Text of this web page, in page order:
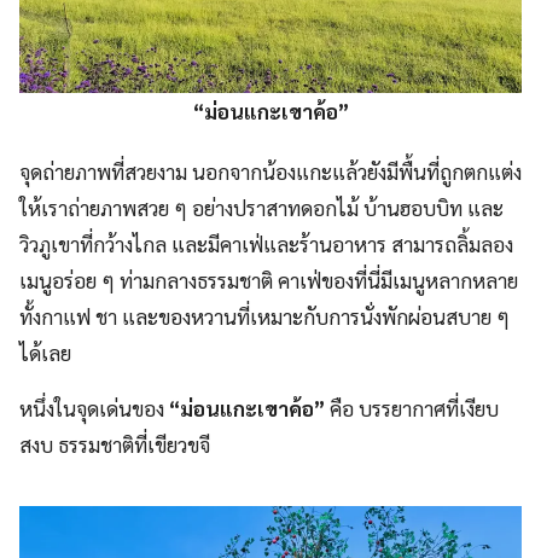
“ม่อนแกะเขาค้อ”
จุดถ่ายภาพที่สวยงาม นอกจากน้องแกะแล้วยังมีพื้นที่ถูกตกแต่ง
ให้เราถ่ายภาพสวย ๆ อย่างปราสาทดอกไม้ บ้านฮอบบิท และ
วิวภูเขาที่กว้างไกล และมีคาเฟ่และร้านอาหาร สามารถลิ้มลอง
เมนูอร่อย ๆ ท่ามกลางธรรมชาติ คาเฟ่ของที่นี่มีเมนูหลากหลาย
ทั้งกาแฟ ชา และของหวานที่เหมาะกับการนั่งพักผ่อนสบาย ๆ
ได้เลย
หนึ่งในจุดเด่นของ “ม่อนแกะเขาค้อ” คือ บรรยากาศที่เงียบ
สงบ ธรรมชาติที่เขียวขจี